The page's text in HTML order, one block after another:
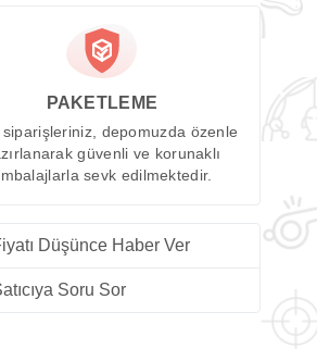
PAKETLEME
depomuzda özenle
güvenli ve korunaklı
sevk edilmektedir.
Düşünce Haber Ver
Soru Sor